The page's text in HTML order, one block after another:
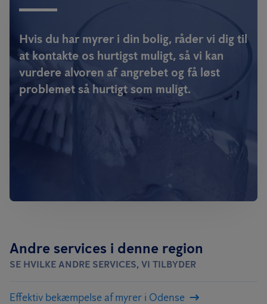
Hvis du har myrer i din bolig, råder vi dig til
at kontakte os hurtigst muligt, så vi kan
vurdere alvoren af angrebet og få løst
problemet så hurtigt som muligt.
Andre services i denne region
SE HVILKE ANDRE SERVICES, VI TILBYDER
Effektiv bekæmpelse af myrer i Odense